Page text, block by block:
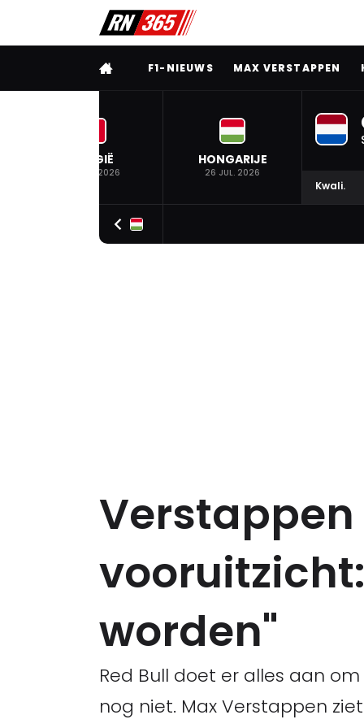
VOLLEDIG MENU
F1-NIEUWS MAX VERSTAPPEN
BELGIË
19 JUL. 2026
HONGARIJE
26 JUL. 2026
Kwali.
worden"
Red Bull doet er alles aan
nog niet. Max Verstappen